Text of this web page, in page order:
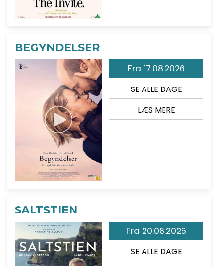
BEGYNDELSER
Fra 17.08.2026
SE ALLE DAGE
LÆS MERE
SALTSTIEN
Fra 20.08.2026
SE ALLE DAGE